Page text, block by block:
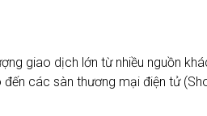
giao dịch lớn từ nhiều nguồn
các sàn thương mại điện tử